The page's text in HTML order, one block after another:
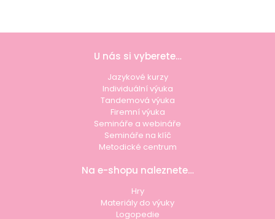
U nás si vyberete…
Jazykové kurzy
Individuální výuka
Tandemová výuka
Firemní výuka
Semináře a webináře
Semináře na klíč
Metodické centrum
Na e-shopu naleznete…
Hry
Materiály do výuky
Logopedie